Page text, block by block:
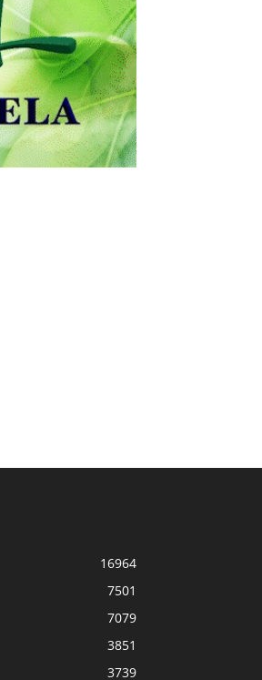
16964
7501
7079
3851
3739